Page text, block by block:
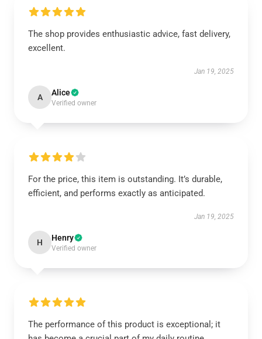
The shop provides enthusiastic advice, fast delivery,
excellent.
Jan 19, 2025
A Alice
Verified owner
For the price, this item is outstanding. It’s durable,
efficient, and performs exactly as anticipated.
Jan 19, 2025
H Henry
Verified owner
The performance of this product is exceptional; it